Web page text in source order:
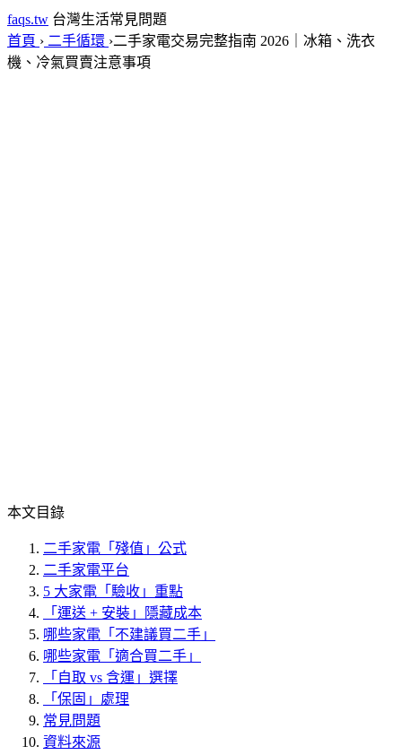
faqs.tw 台灣生活常見問題
首頁 › 二手循環 ›二手家電交易完整指南 2026｜冰箱、洗衣
機、冷氣買賣注意事項
本文目錄
二手家電「殘值」公式
二手家電平台
5 大家電「驗收」重點
「運送 + 安裝」隱藏成本
哪些家電「不建議買二手」
哪些家電「適合買二手」
「自取 vs 含運」選擇
「保固」處理
常見問題
資料來源